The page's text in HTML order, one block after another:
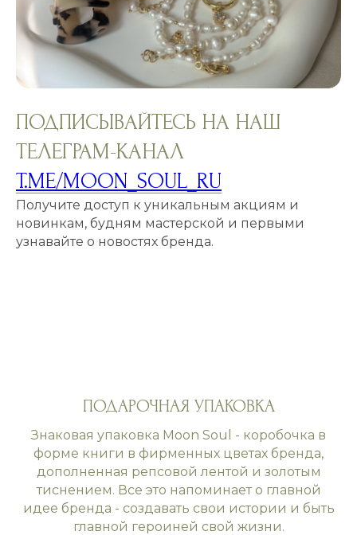
ПОДПИСЫВАЙТЕСЬ НА НАШ
ТЕЛЕГРАМ-КАНАЛ
T.ME/MOON_SOUL_RU
Получите доступ к уникальным акциям и
новинкам, будням мастерской и первыми
узнавайте о новостях бренда.
ПОДАРОЧНАЯ УПАКОВКА
Знаковая упаковка Moon Soul - коробочка в
форме книги в фирменных цветах бренда,
дополненная репсовой лентой и золотым
тиснением. Все это напоминает о главной
идее бренда - создавать свои истории и быть
главной героиней свой жизни.